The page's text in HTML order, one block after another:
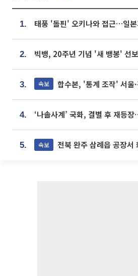
1.
2.
3. 속보 합수본, '통계 조작' 서울·경기·충북
4.
5. 속보 전북 완주 삼례읍 공장서